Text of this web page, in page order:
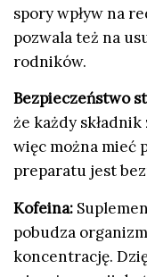
spory wpływ na
pozwala też na
rodników.
Bezpieczeństwo
że każdy
więc można mieć
preparatu jest
Kofeina:
pobudza
koncentrację.